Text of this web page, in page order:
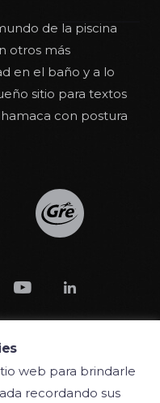
de la piscina
otros más
en el baño y a lo
sitio para textos
con postura
 
web para brindarle
recordando sus